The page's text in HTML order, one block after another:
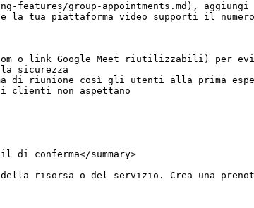
features/group-appointments.md),
la tua piattaforma video supporti il
o link Google Meet riutilizzabili) per
sicurezza
riunione così gli utenti alla prima
clienti non aspettano
conferma</summary>
risorsa o del servizio. Crea una